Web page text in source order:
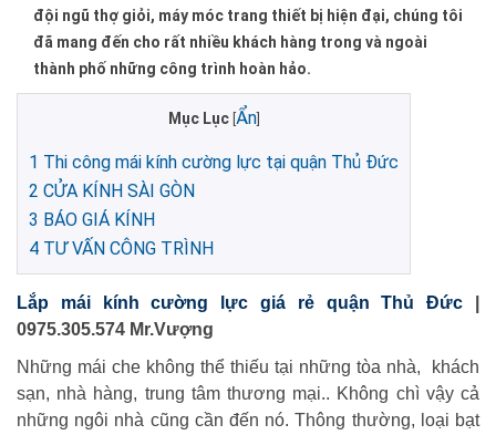
đội ngũ thợ giỏi, máy móc trang thiết bị hiện đại, chúng tôi
đã mang đến cho rất nhiều khách hàng trong và ngoài
thành phố những công trình hoàn hảo.
Mục Lục Ẩn]
1 Thi công mái kính cường lực tại quận Thủ Đức
2 CỬA KÍNH SÀI GÒN
3 BÁO GIÁ KÍNH
4 TƯ VẤN CÔNG TRÌNH
Lắp mái kính cường lực giá rẻ quận Thủ Đức
0975.305.574 Mr.Vượng
Những mái che không thể thiếu tại những tòa nhà, khách
sạn, nhà hàng, trung tâm thương mại.. Không chì vậy cả
những ngôi nhà cũng cần đến nó. Thông thường, loại bạt